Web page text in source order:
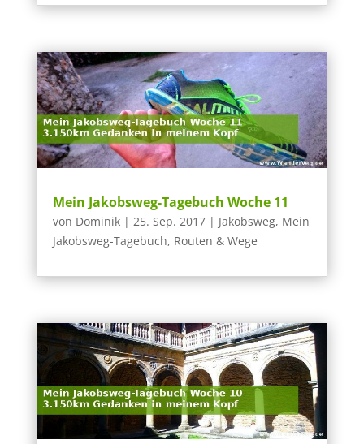
Mein Jakobsweg-Tagebuch Woche 11
von Dominik| 25. Sep. 2017| Jakobsweg, Mein
Jakobsweg-Tagebuch, Routen & Wege